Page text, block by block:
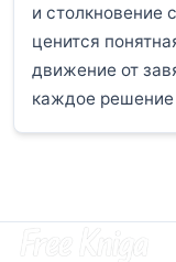
и столкновение
ценится
движение от
каждое решение